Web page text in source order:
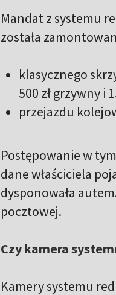
Mandat z systemu
została
klasycznego
500 zł grzywny i
przejazdu
Postępowanie w
dane właściciela
dysponowała
pocztowej.
Czy kamera
Kamery systemu